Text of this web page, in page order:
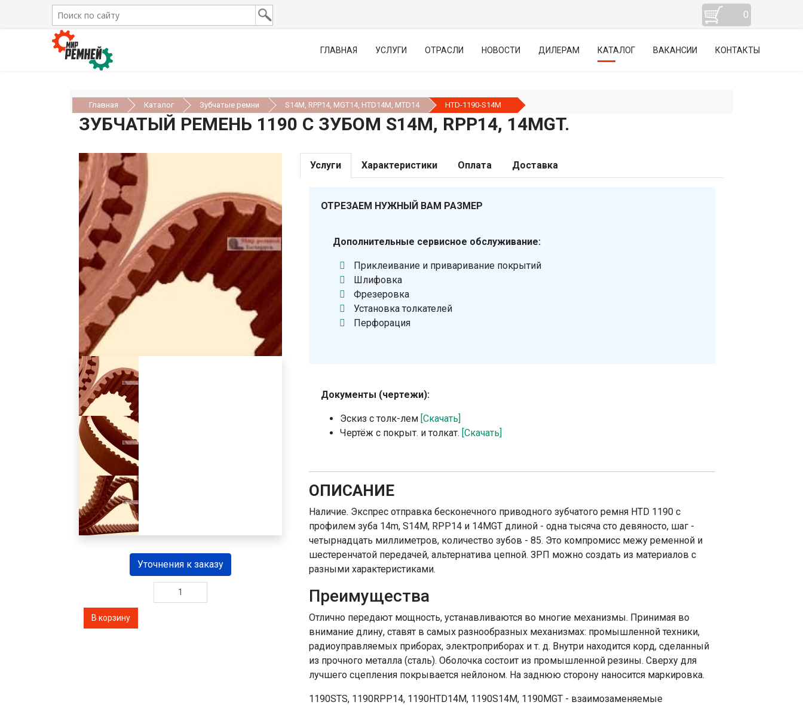
0
ГЛАВНАЯ УСЛУГИ ОТРАСЛИ НОВОСТИ ДИЛЕРАМ КАТАЛОГ ВАКАНСИИ КОНТАКТЫ
Главная Каталог Зубчатые ремни S14M, RPP14, MGT14, HTD14М, MTD14 HTD-1190-S14M
ЗУБЧАТЫЙ РЕМЕНЬ 1190 С ЗУБОМ S14M, RPP14, 14MGT.
Уточнения к заказу
Услуги Характеристики Оплата Доставка
ОТРЕЗАЕМ НУЖНЫЙ ВАМ РАЗМЕР
Дополнительные сервисное обслуживание:
Приклеивание и приваривание покрытий
Шлифовка
Фрезеровка
Установка толкателей
Перфорация
Документы (чертежи):
Эскиз с толк-лем [Скачать]
Чертёж с покрыт. и толкат. [Скачать]
ОПИСАНИЕ
Наличие. Экспрес отправка бесконечного приводного зубчатого ремня HTD 1190 с
профилем зуба 14m, S14M, RPP14 и 14MGT длиной - одна тысяча сто девяносто, шаг -
четырнадцать миллиметров, количество зубов - 85. Это компромисс межу ременной и
шестеренчатой передачей, альтернатива цепной. ЗРП можно создать из материалов с
разными характеристиками.
Преимущества
Отлично передают мощность, устанавливаются во многие механизмы. Принимая во
внимание длину, ставят в самых разнообразных механизмах: промышленной техники,
радиоуправляемых приборах, электроприборах и т. д. Внутри находится корд, сделанный
из прочного металла (сталь). Оболочка состоит из промышленной резины. Сверху для
лучшего сцепления покрывается нейлоном. На заднюю сторону наносится маркировка.
1190STS, 1190RPP14, 1190HTD14М, 1190S14M, 1190MGT - взаимозаменяемые